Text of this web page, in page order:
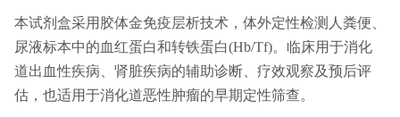
本试剂盒采用胶体金免疫层析技术，体外定性检测人粪便、
尿液标本中的血红蛋白和转铁蛋白(Hb/Tf)。临床用于消化
道出血性疾病、肾脏疾病的辅助诊断、疗效观察及预后评
估，也适用于消化道恶性肿瘤的早期定性筛查。